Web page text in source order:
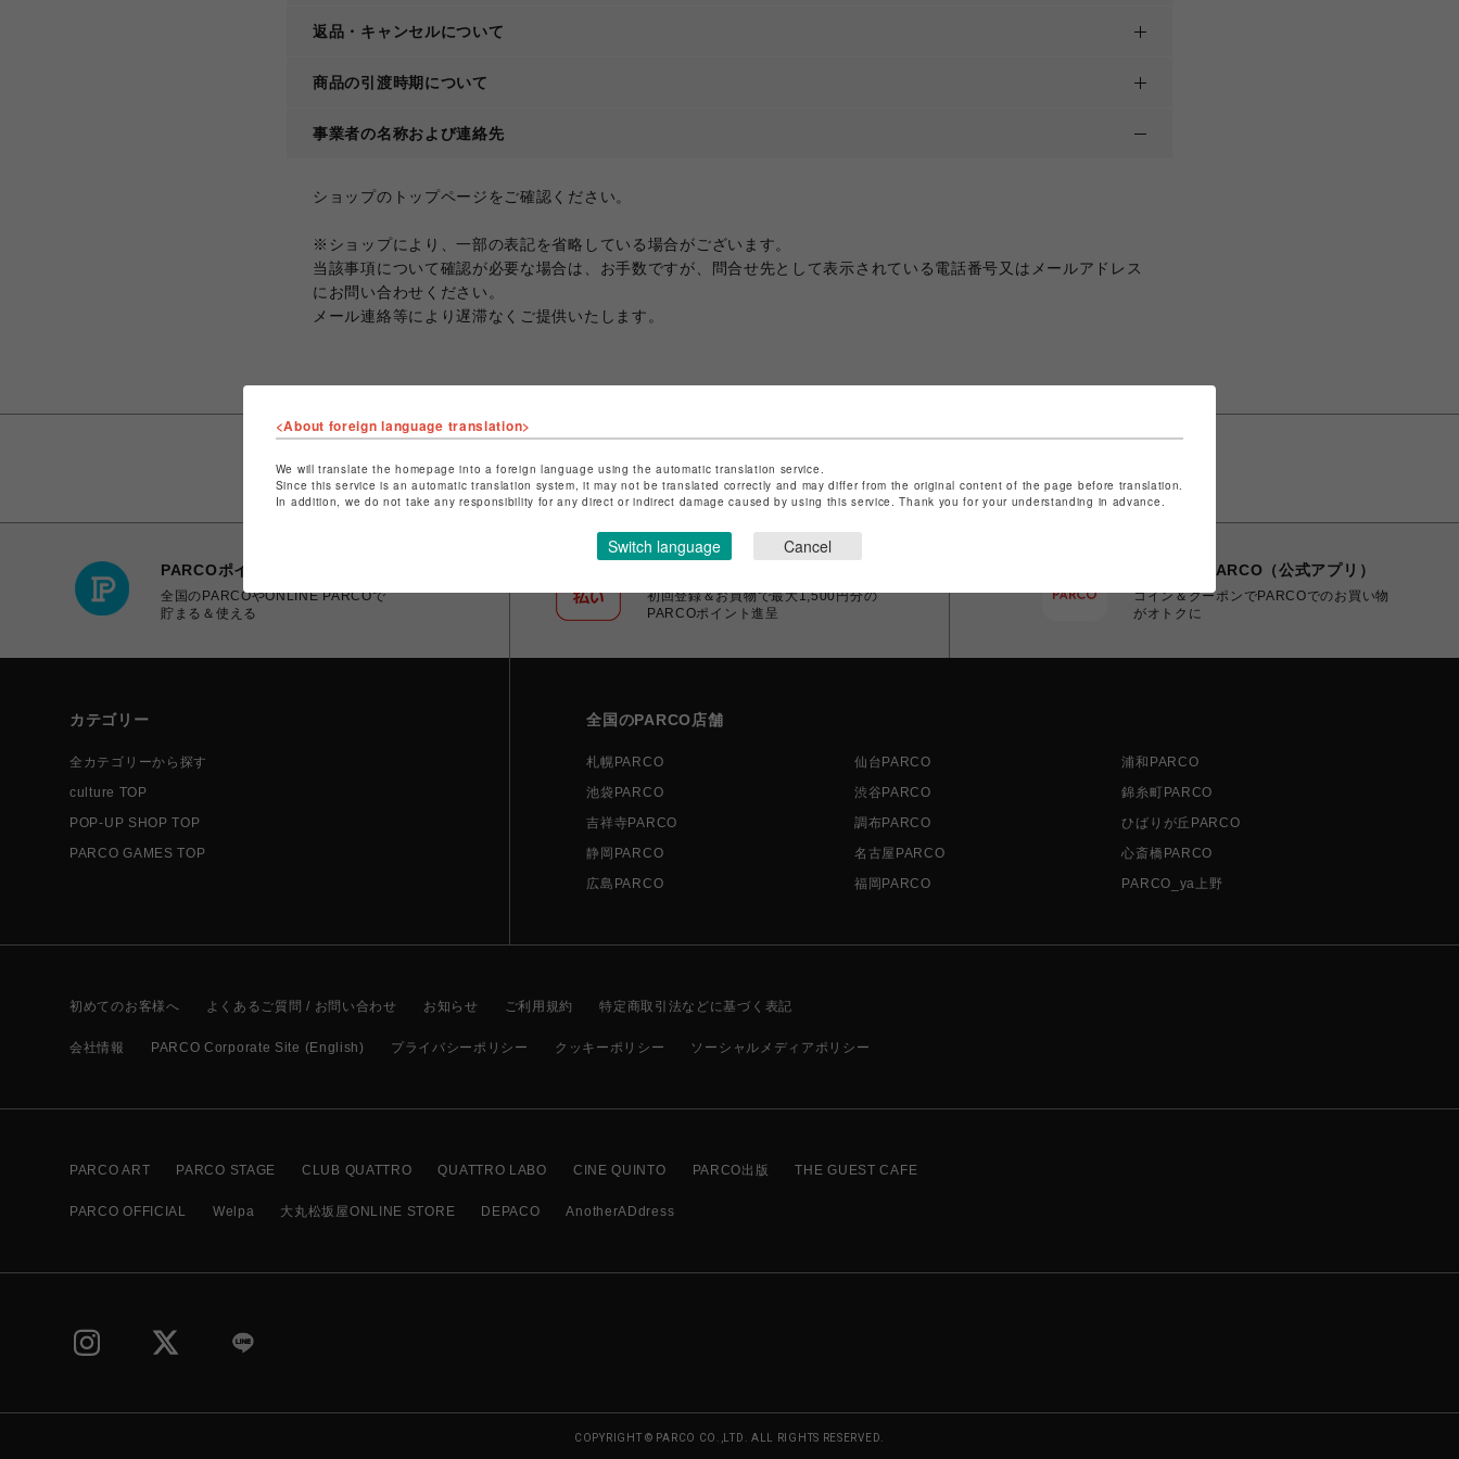
返品・キャンセルについて
商品の引渡時期について
事業者の名称および連絡先
ショップのトップページをご確認ください。
※ショップにより、一部の表記を省略している場合がございます。
当該事項について確認が必要な場合は、お手数ですが、問合せ先として表示されている電話番号又はメールアドレス
にお問い合わせください。
メール連絡等により遅滞なくご提供いたします。
PARCOポイント
全国のPARCOやONLINE PARCOで
貯まる＆使える
初回登録＆お買物で最大1,500円分の
PARCOポイント進呈
POCKET PARCO（公式アプリ）
コイン＆クーポンでPARCOでのお買い物
がオトクに
カテゴリー
全カテゴリーから探す
culture TOP
POP-UP SHOP TOP
PARCO GAMES TOP
全国のPARCO店舗
札幌PARCO 仙台PARCO
浦和PARCO
池袋PARCO
渋谷PARCO
錦糸町PARCO
吉祥寺PARCO
調布PARCO
ひばりが丘PARCO
静岡PARCO
名古屋PARCO
心斎橋PARCO
広島PARCO
福岡PARCO PARCO_ya上野
初めてのお客様へ よくあるご質問 / お問い合わせ お知らせ ご利用規約 特定商取引法などに基づく表記
会社情報 PARCO Corporate Site (English) プライバシーポリシー クッキーポリシー ソーシャルメディアポリシー
PARCO ART PARCO STAGE CLUB QUATTRO QUATTRO LABO CINE QUINTO PARCO出版 THE GUEST CAFE
PARCO OFFICIAL Welpa 大丸松坂屋ONLINE STORE DEPACO AnotherADdress
COPYRIGHT © PARCO CO.,LTD. ALL RIGHTS RESERVED.
<About foreign language translation>
We will translate the homepage into a foreign language using the automatic translation service.
Since this service is an automatic translation system, it may not be translated correctly and may differ from the original content of the page before translation.
In addition, we do not take any responsibility for any direct or indirect damage caused by using this service. Thank you for your understanding in advance.
Switch language Cancel